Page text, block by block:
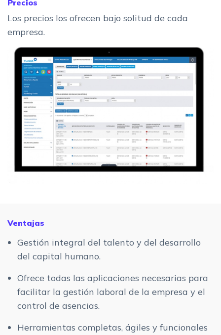
Precios
Los precios los ofrecen bajo solitud de cada
empresa.
Ventajas
Gestión integral del talento y del desarrollo
del capital humano.
Ofrece todas las aplicaciones necesarias para
facilitar la gestión laboral de la empresa y el
control de asencias.
Herramientas completas, ágiles y funcionales